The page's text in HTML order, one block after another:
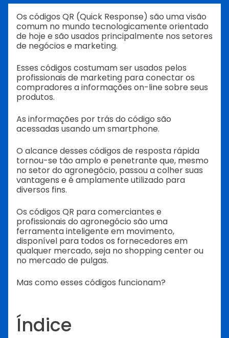
Os códigos QR (Quick Response) são uma visão
comum no mundo tecnologicamente orientado
de hoje e são usados principalmente nos setores
de negócios e marketing.
Esses códigos costumam ser usados pelos
profissionais de marketing para conectar os
compradores a informações on-line sobre seus
produtos.
As informações por trás do código são
acessadas usando um smartphone.
O alcance desses códigos de resposta rápida
tornou-se tão amplo e penetrante que, mesmo
no setor do agronegócio, passou a colher suas
vantagens e é amplamente utilizado para
diversos fins.
Os códigos QR para comerciantes e
profissionais do agronegócio são uma
ferramenta inteligente em movimento,
disponível para todos os fornecedores em
qualquer mercado, seja no shopping center ou
no mercado de pulgas.
Mas como esses códigos funcionam?
Índice